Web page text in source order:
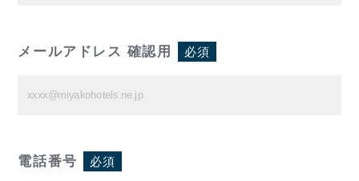
メールアドレス 確認用 必須
電話番号 必須